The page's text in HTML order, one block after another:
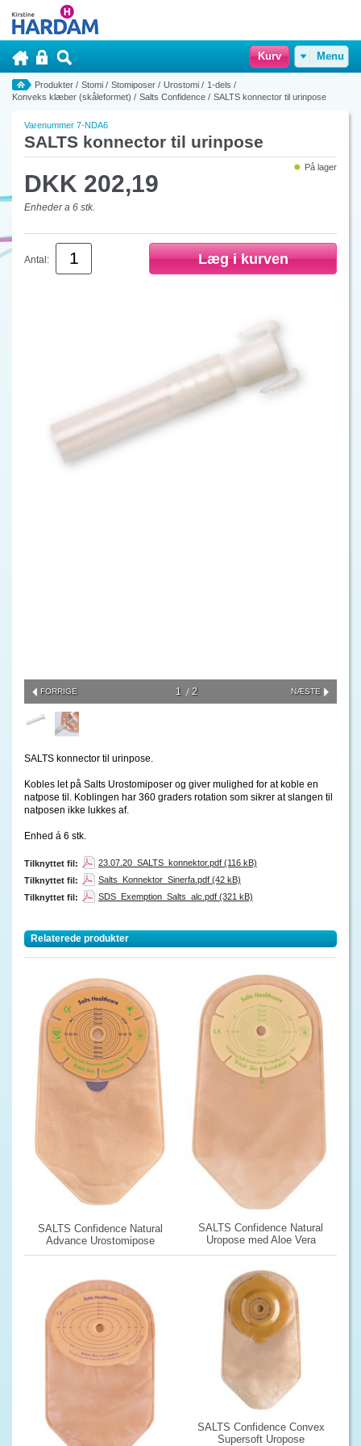
Kurv Menu
Produkter / Stomi / Stomiposer / Urostomi / 1-dels /
Konveks klæber (skåleformet) / Salts Confidence / SALTS konnector til urinpose
Varenummer 7-NDA6
SALTS konnector til urinpose
På lager
DKK 202,19
Enheder a 6 stk.
Antal:
FORRIGE NÆSTE
1 2
SALTS konnector til urinpose.
Kobles let på Salts Urostomiposer og giver mulighed for at koble en
natpose til. Koblingen har 360 graders rotation som sikrer at slangen til
natposen ikke lukkes af.
Enhed á 6 stk.
Tilknyttet fil:
23.07.20_SALTS_konnektor.pdf (116 kB)
Tilknyttet fil:
Salts_Konnektor_Sinerfa.pdf (42 kB)
Tilknyttet fil:
SDS_Exemption_Salts_alc.pdf (321 kB)
Relaterede produkter
SALTS Confidence Natural
Advance Urostomipose
SALTS Confidence Natural
Uropose med Aloe Vera
SALTS Confidence Convex
Supersoft Uropose